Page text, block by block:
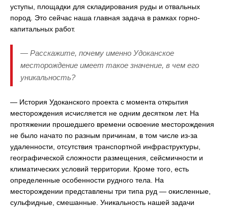
уступы, площадки для складирования руды и отвальных
пород. Это сейчас наша главная задача в рамках горно-
капитальных работ.
— Расскажите, почему именно Удоканское
месторождение имеет такое значение, в чем его
уникальность?
— История Удоканского проекта с момента открытия
месторождения исчисляется не одним десятком лет. На
протяжении прошедшего времени освоение месторождения
не было начато по разным причинам, в том числе из-за
удаленности, отсутствия транспортной инфраструктуры,
географической сложности размещения, сейсмичности и
климатических условий территории. Кроме того, есть
определенные особенности рудного тела. На
месторождении представлены три типа руд — окисленные,
сульфидные, смешанные. Уникальность нашей задачи